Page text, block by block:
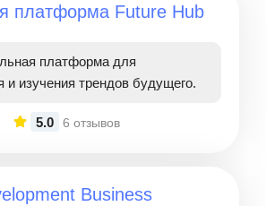
платформа Future Hub
платформа для
и изучения трендов будущего.
5.0 6 отзывов
Business